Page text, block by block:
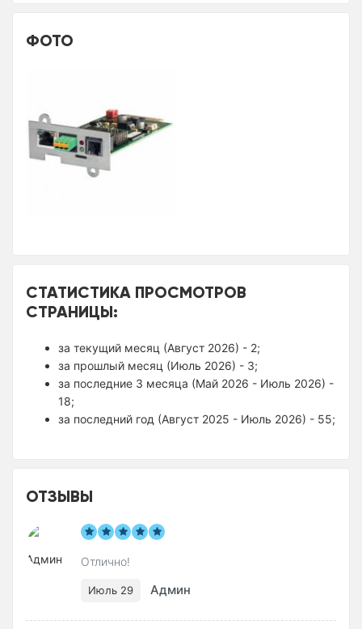
ФОТО
СТАТИСТИКА ПРОСМОТРОВ
СТРАНИЦЫ:
за текущий месяц (Август 2026) - 2;
за прошлый месяц (Июль 2026) - 3;
за последние 3 месяца (Май 2026 - Июль 2026) -
18;
за последний год (Август 2025 - Июль 2026) - 55;
ОТЗЫВЫ
Отлично!
Июль 29 Админ